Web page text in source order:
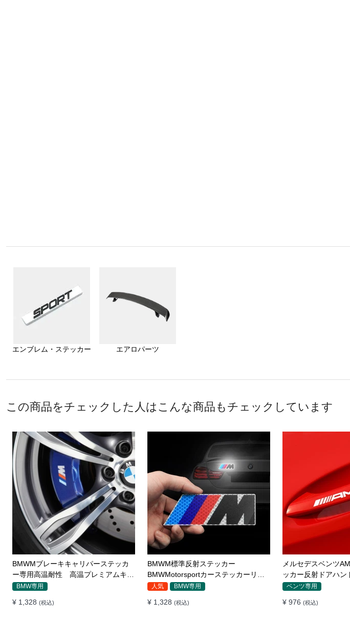
エンブレム・ステッカー エアロパーツ
この商品をチェックした人はこんな商品もチェックしています
BMWMブレーキキャリパーステッカ
ー専用高温耐性 高温プレミアムキャ
ストビニール
BMW専用
¥ 1,328 (税込)
BMWM標準反射ステッカー
BMWMotorsportカーステッカーリア
テールロゴ修正サイド標準ステッカー
人気 BMW専用
¥ 1,328 (税込)
メルセデスベンツ
ッカー反射ドアハン
ーベンツ専用
¥ 976 (税込)